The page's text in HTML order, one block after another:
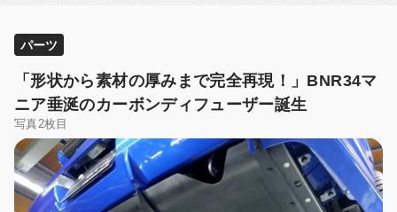
パーツ
「形状から素材の厚みまで完全再現！」BNR34マ
ニア垂涎のカーボンディフューザー誕生
写真2枚目